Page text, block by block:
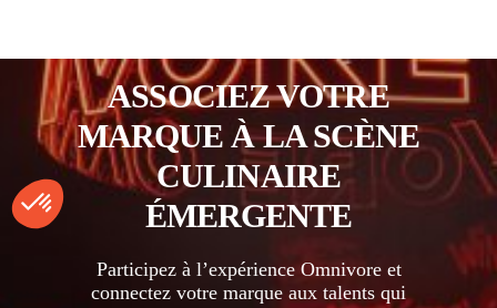
ASSOCIEZ VOTRE
MARQUE À LA SCÈNE
CULINAIRE
ÉMERGENTE
Participez à l’expérience Omnivore et
connectez votre marque aux talents qui